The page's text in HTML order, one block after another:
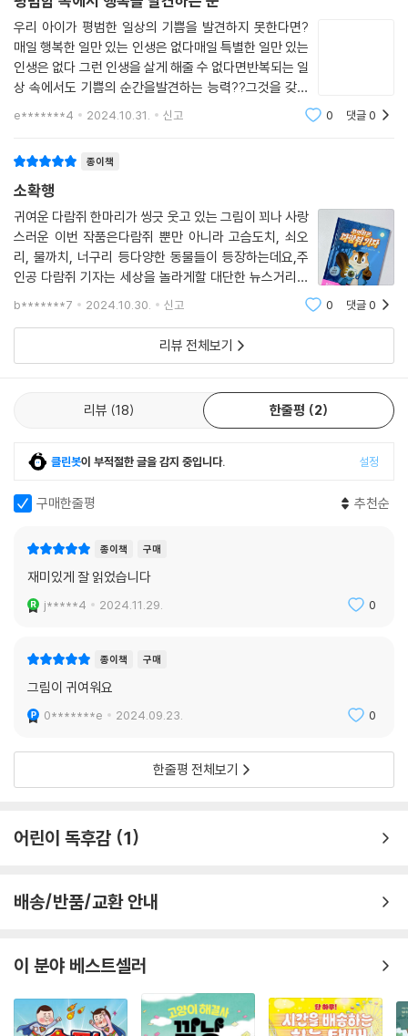
우리 아이가 평범한 일상의 기쁨을 발견하지 못한다면?
매일 행복한 일만 있는 인생은 없다매일 특별한 일만 있는
인생은 없다 그런 인생을 살게 해줄 수 없다면반복되는 일
상 속에서도 기쁨의 순간을발견하는 능력??그것을 갖게
하고 싶다는 생각을 자주 해요????그것도 연습이 필요하
e*******4 2024.10.31. 신고 0 댓글0
종이책
소확행
귀여운 다람쥐 한마리가 씽긋 웃고 있는 그림이 꾀나 사랑
스러운 이번 작품은다람쥐 뿐만 아니라 고슴도치, 쇠오
리, 물까치, 너구리 등다양한 동물들이 등장하는데요,주
인공 다람쥐 기자는 세상을 놀라게할 대단한 뉴스거리를
찾아 헤메다가 우연히 매미의 날개돋이 장면을 목격하게
줄 기사로 써 솔방울 신문에 데뷔까지 하게 됩니
b*******7 2024.10.30. 신고 0 댓글0
리뷰 전체보기
리뷰 18 한줄평 2
클린봇이 부적절한 글을 감지 중입니다. 설정
구매한줄평 추천순
종이책 구매
재미있게 잘 읽었습니다
j*****4 2024.11.29. 0
종이책 구매
그림이 귀여워요
0*******e 2024.09.23. 0
한줄평 전체보기
어린이 독후감 1
배송/반품/교환 안내
이 분야 베스트셀러